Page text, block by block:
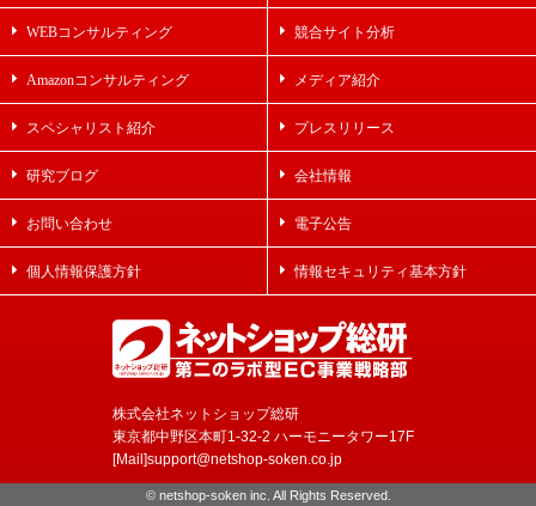
WEBコンサルティング 競合サイト分析
Amazonコンサルティング メディア紹介
スペシャリスト紹介 プレスリリース
研究ブログ 会社情報
お問い合わせ 電子公告
個人情報保護方針 情報セキュリティ基本方針
株式会社ネットショップ総研
東京都中野区本町1-32-2 ハーモニータワー17F
[Mail]support@netshop-soken.co.jp
© netshop-soken inc. All Rights Reserved.